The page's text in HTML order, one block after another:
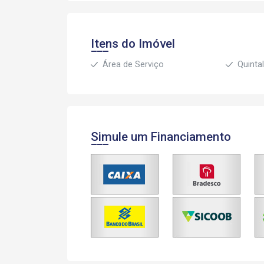
Itens do Imóvel
Área de Serviço Quintal
Simule um Financiamento